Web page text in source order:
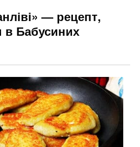
— рецепт,
в Бабусиних